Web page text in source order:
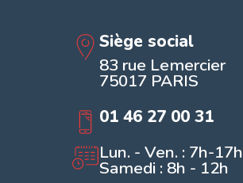
Siège social
83 rue Lemercier
75017 PARIS
01 46 27 00 31
Lun. - Ven. : 7h-17h
Samedi : 8h - 12h